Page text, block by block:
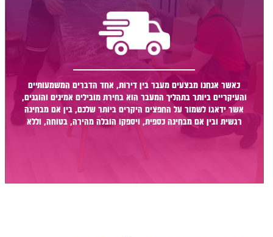
כאשר אנחנו מבצעים מעבר בין דירות, אחד הדברים המשמעותיים
והעיקריים ביותר בתהליך המעבר הוא בחירת מובילים אמינים והוגנים,
אשר ידאגו לשמור על החפצים היקרים ביותר שלכם, בין אם מבחינה
רגשית ובין אם מבחינה כספית, ויספקו הובלה מהירה, בטוחה, וללא
נזקים מיותרים, אשר תקל על תהליך המעבר כמה שיותר.